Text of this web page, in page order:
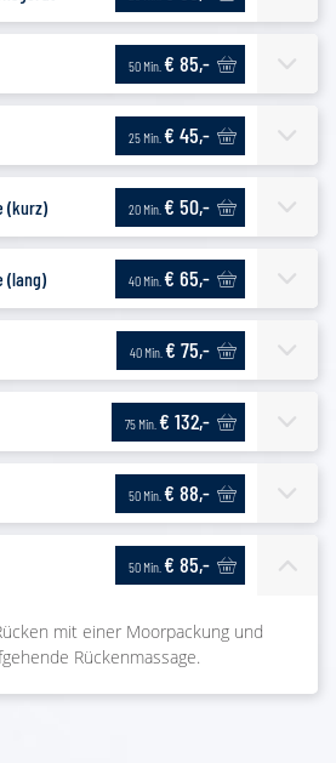
50 Min. € 85,-
25 Min. € 45,-
(kurz) 20 Min. € 50,-
(lang) 40 Min. € 65,-
40 Min. € 75,-
75 Min. € 132,-
50 Min. € 88,-
50 Min. € 85,-
mit einer Moorpackung und
Rückenmassage.